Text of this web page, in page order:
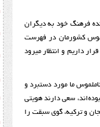
فرهنگ خود به دیگران
کشورمان در فهرست
رتبه نهم قرار داریم و انتظار می­رود
ما مورد دستبرد و
سعی دارند هویتی
و ترکیه، گوی سبقت را